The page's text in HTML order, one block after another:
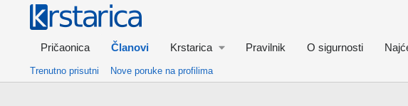
Pričaonica Članovi Krstarica Pravilnik O sigurnosti
Trenutno prisutni Nove poruke na profilima